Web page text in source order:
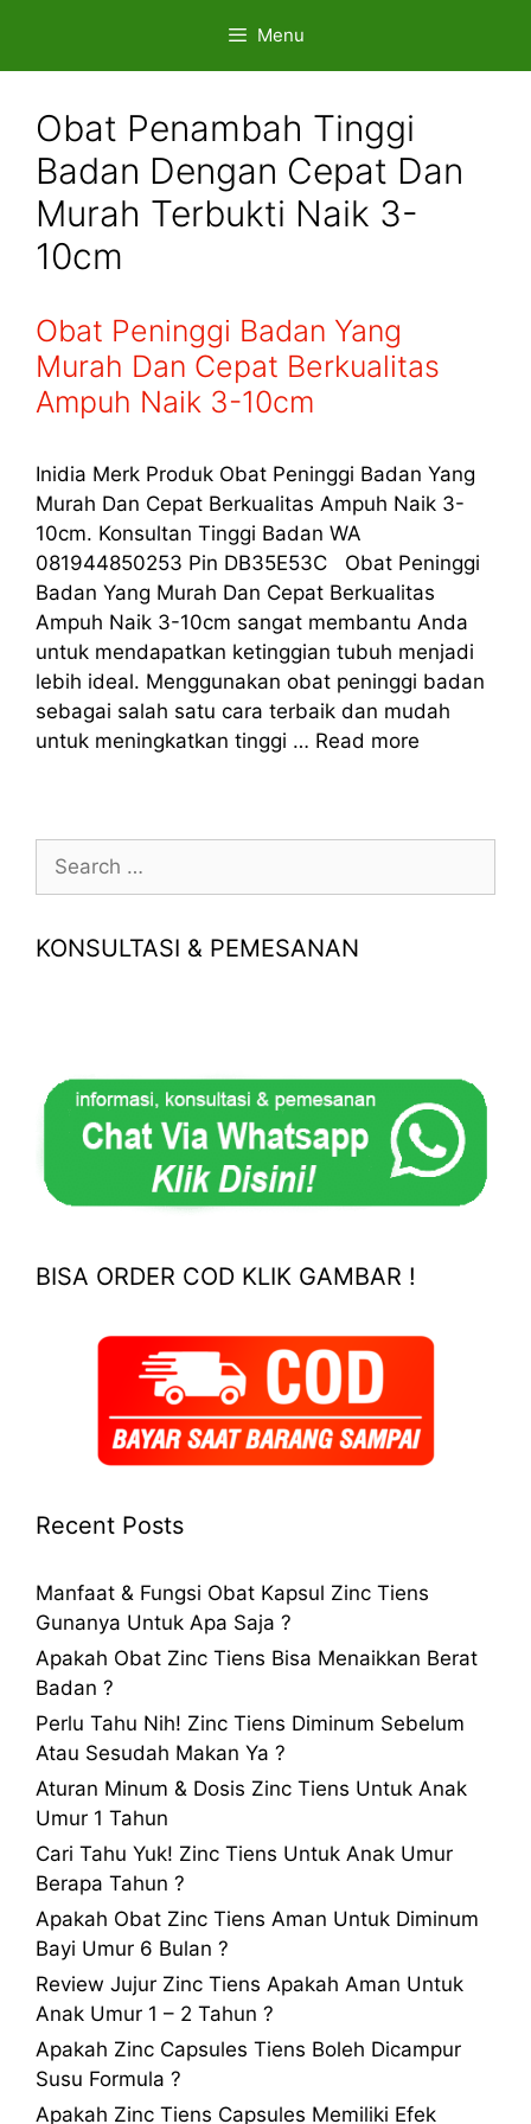
content
Menu
Obat Penambah Tinggi
Badan Dengan Cepat Dan
Murah Terbukti Naik 3-
10cm
Obat Peninggi Badan Yang
Murah Dan Cepat Berkualitas
Ampuh Naik 3-10cm
Inidia Merk Produk Obat Peninggi Badan Yang
Murah Dan Cepat Berkualitas Ampuh Naik 3-
10cm. Konsultan Tinggi Badan WA
081944850253 Pin DB35E53C Obat Peninggi
Badan Yang Murah Dan Cepat Berkualitas
Ampuh Naik 3-10cm sangat membantu Anda
untuk mendapatkan ketinggian tubuh menjadi
lebih ideal. Menggunakan obat peninggi badan
sebagai salah satu cara terbaik dan mudah
untuk meningkatkan tinggi … Read more
Search
for:
KONSULTASI & PEMESANAN
BISA ORDER COD KLIK GAMBAR !
Recent Posts
Manfaat & Fungsi Obat Kapsul Zinc Tiens
Gunanya Untuk Apa Saja ?
Apakah Obat Zinc Tiens Bisa Menaikkan Berat
Badan ?
Perlu Tahu Nih! Zinc Tiens Diminum Sebelum
Atau Sesudah Makan Ya ?
Aturan Minum & Dosis Zinc Tiens Untuk Anak
Umur 1 Tahun
Cari Tahu Yuk! Zinc Tiens Untuk Anak Umur
Berapa Tahun ?
Apakah Obat Zinc Tiens Aman Untuk Diminum
Bayi Umur 6 Bulan ?
Review Jujur Zinc Tiens Apakah Aman Untuk
Anak Umur 1 – 2 Tahun ?
Apakah Zinc Capsules Tiens Boleh Dicampur
Susu Formula ?
Apakah Zinc Tiens Capsules Memiliki Efek